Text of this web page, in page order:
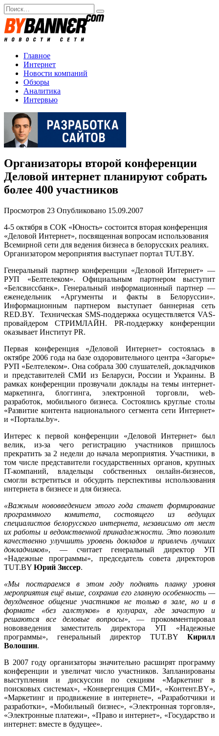
Перейти
к
содержанию
Search
for:
Главное
Интернет
Новости компаний
Обзоры
Аналитика
Интервью
Организаторы второй конференции
Деловой интернет планируют собрать
более 400 участников
Просмотров 23 Опубликовано 15.09.2007
4-5 октября в СОК «Юность» состоится вторая конференция
«Деловой Интернет», посвященная вопросам использования
Всемирной сети для ведения бизнеса в белорусских реалиях.
Организатором мероприятия выступает портал TUT.BY.
Генеральный партнер конференции «Деловой Интернет» —
РУП «Белтелеком». Официальным партнером выступит
«Белсвиссбанк». Генеральный информационный партнер —
еженедельник «Аргументы и факты в Белоруссии».
Информационным партнером выступает баннерная сеть
RED.BY. Техническая SMS-поддержка осуществляется VAS-
провайдером СТРИМЛАЙН. PR-поддержку конференции
оказывает Институт PR.
Первая конференция «Деловой Интернет» состоялась в
октябре 2006 года на базе оздоровительного центра «Загорье»
РУП «Белтелеком». Она собрала 300 слушателей, докладчиков
и представителей СМИ из Беларуси, России и Украины. В
рамках конференции прозвучали доклады на темы интернет-
маркетинга, блоггинга, электронной торговли, web-
разработок, мобильного бизнеса. Состоялись круглые столы
«Развитие контента национального сегмента сети Интернет»
и «Порталы.by».
Интерес к первой конференции «Деловой Интернет» был
велик, из-за чего регистрацию участников пришлось
прекратить за 2 недели до начала мероприятия. Участники, в
том числе представители государственных органов, крупных
IT-компаний, владельцы собственных онлайн-бизнесов,
смогли встретиться и обсудить перспективы использования
интернета в бизнесе и для бизнеса.
«Важным нововведением этого года станет формирование
программного комитета, состоящего из ведущих
специалистов белорусского интернета, независимо от мест
их работы и ведомственной принадлежности. Это позволит
качественно улучшить уровень докладов и привлечь лучших
докладчиков», — считает генеральный директор УП
«Надежные программы», председатель совета директоров
TUT.BY Юрий Зиссер.
«Мы постараемся в этом году поднять планку уровня
мероприятия ещё выше, сохранив его главную особенность —
двухдневное общение участников не только в зале, но и в
формате «без галстуков» в кулуарах, где зачастую и
решаются все деловые вопросы», — прокомментировал
нововведения заместитель директора УП «Надежные
программы», генеральный директор TUT.BY Кирилл
Волошин.
В 2007 году организаторы значительно расширят программу
конференции и увеличат число участников. Запланированы
выступления и дискуссии по секциям «Маркетинг в
поисковых системах», «Конвергенция СМИ», «Контент.BY»,
«Маркетинг и продвижение в интернете», «Разработчики и
разработки», «Мобильный бизнес», «Электронная торговля»,
«Электронные платежи», «Право и интернет», «Государство и
интернет: вместе в будущее».